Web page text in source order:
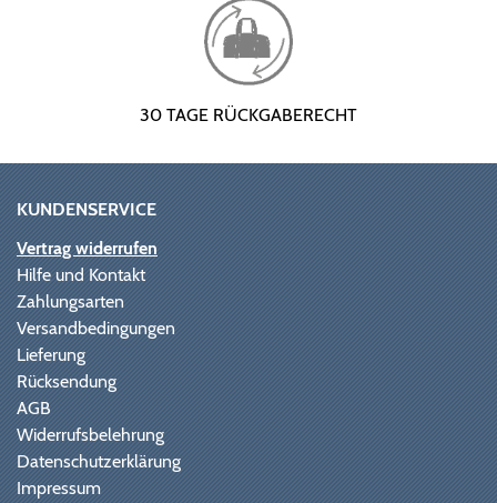
30 TAGE RÜCKGABERECHT
KUNDENSERVICE
Vertrag widerrufen
Hilfe und Kontakt
Zahlungsarten
Versandbedingungen
Lieferung
Rücksendung
AGB
Widerrufsbelehrung
Datenschutzerklärung
Impressum